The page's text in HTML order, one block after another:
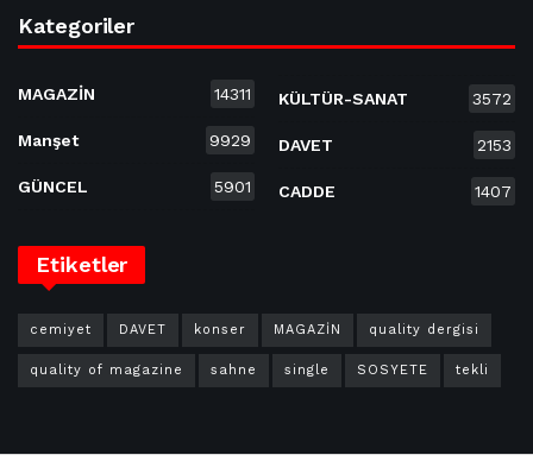
Kategoriler
MAGAZİN 14311
Manşet 9929
GÜNCEL 5901
KÜLTÜR-SANAT 3572
DAVET 2153
CADDE 1407
Etiketler
cemiyet DAVET konser MAGAZİN quality dergisi
quality of magazine sahne single SOSYETE tekli